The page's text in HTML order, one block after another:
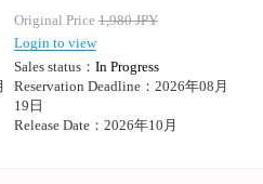
Original Price 1,980JPY
Login to view
Sales status： In Progress
Reservation Deadline：2026年08月
19日
Release Date：2026年10月